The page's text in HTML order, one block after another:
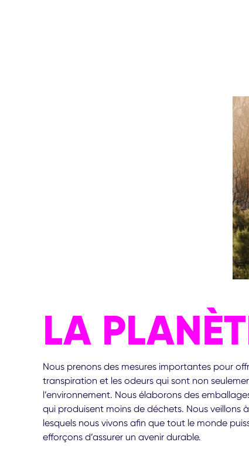
LA
Nous prenons des mesures importantes pour
transpiration et les odeurs qui sont non
l’environnement. Nous élaborons des
qui produisent moins de déchets. Nous
lesquels nous vivons afin que tout le monde
efforçons d’assurer un avenir durable.